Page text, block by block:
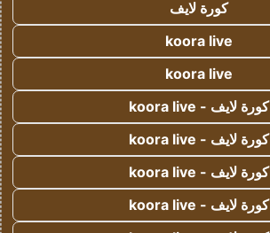
كورة لايف
koora live
koora live
كورة لايف - koora live
كورة لايف - koora live
كورة لايف - koora live
كورة لايف - koora live